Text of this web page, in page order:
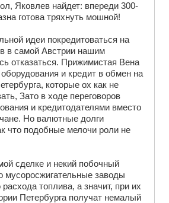
Яковлев найдет: впереди 300-
готова тряхнуть мошной!
идеи покредитоваться на
в самой Австрии нашим
отказаться. Прижимистая Вена
и кредит в обмен на
которые ох как не
Зато в ходе переговоров
и кредитодателями вместо
Но валютные долги
что подобные мелочи роли не
сделке и некий побочный
мусоросжигательные заводы
топлива, а значит, при их
Петербурга получат немалый